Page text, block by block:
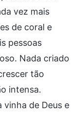
vez mais
de coral e
pessoas
Nada criado
tão
intensa.
vinha de Deus e